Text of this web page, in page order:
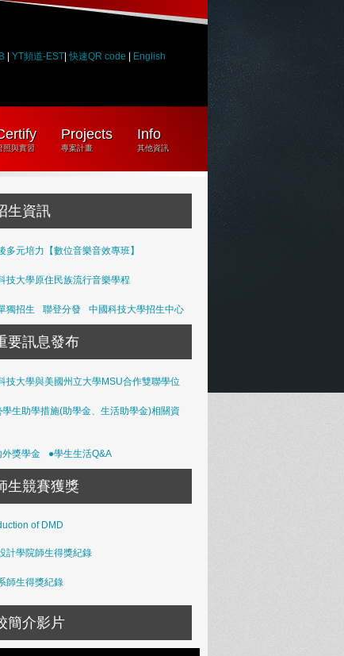
YT頻道-EST |快速QR code English
照與實習
Projects
專案計畫
Info
其他資訊
生資訊
多元培力【數位音樂音效專班】
技大學原住民族流行音樂學程
獨招生 聯登分發 中國科技大學招生中心
要訊息發布
技大學與美國州立大學MSU合作雙聯學位
學生助學措施(助學金、生活助學金)相關資
外獎學金 ●學生生活Q&A
生競賽獲獎
of DMD
計學院師生得獎紀錄
師生得獎紀錄
簡介影片